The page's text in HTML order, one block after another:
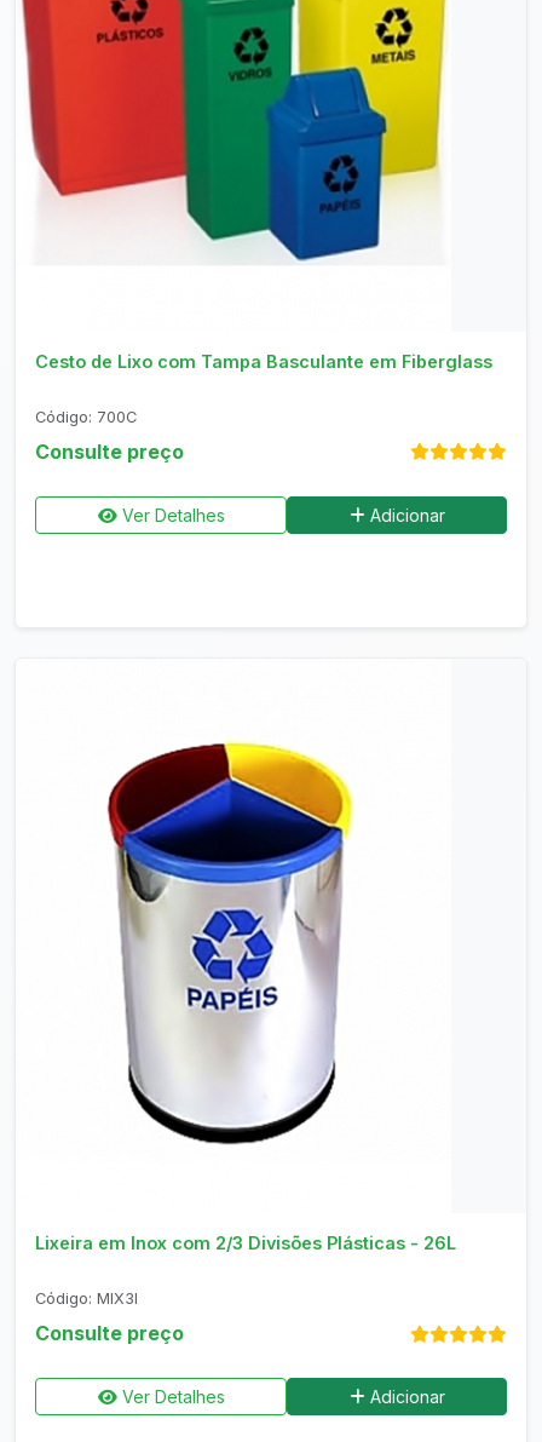
Consultar no WhatsApp
Cesto de Lixo com Tampa Basculante em Fiberglass
Código: 700C
Consulte preço
Ver Detalhes Adicionar
Consultar no WhatsApp
Lixeira em Inox com 2/3 Divisões Plásticas - 26L
Código: MIX3I
Consulte preço
Ver Detalhes Adicionar